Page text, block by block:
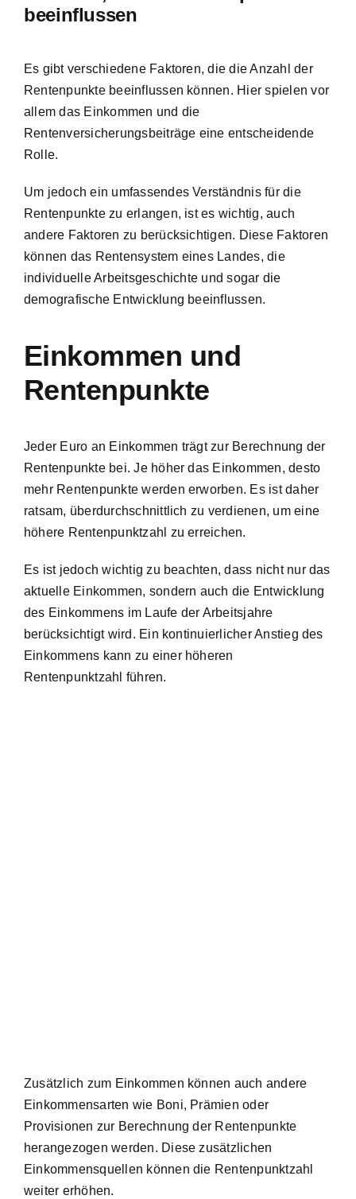
beeinflussen
Es gibt verschiedene Faktoren, die die Anzahl der
Rentenpunkte beeinflussen können. Hier spielen vor
allem das Einkommen und die
Rentenversicherungsbeiträge eine entscheidende
Rolle.
Um jedoch ein umfassendes Verständnis für die
Rentenpunkte zu erlangen, ist es wichtig, auch
andere Faktoren zu berücksichtigen. Diese Faktoren
können das Rentensystem eines Landes, die
individuelle Arbeitsgeschichte und sogar die
demografische Entwicklung beeinflussen.
Einkommen und
Rentenpunkte
Jeder Euro an Einkommen trägt zur Berechnung der
Rentenpunkte bei. Je höher das Einkommen, desto
mehr Rentenpunkte werden erworben. Es ist daher
ratsam, überdurchschnittlich zu verdienen, um eine
höhere Rentenpunktzahl zu erreichen.
Es ist jedoch wichtig zu beachten, dass nicht nur das
aktuelle Einkommen, sondern auch die Entwicklung
des Einkommens im Laufe der Arbeitsjahre
berücksichtigt wird. Ein kontinuierlicher Anstieg des
Einkommens kann zu einer höheren
Rentenpunktzahl führen.
Zusätzlich zum Einkommen können auch andere
Einkommensarten wie Boni, Prämien oder
Provisionen zur Berechnung der Rentenpunkte
herangezogen werden. Diese zusätzlichen
Einkommensquellen können die Rentenpunktzahl
weiter erhöhen.